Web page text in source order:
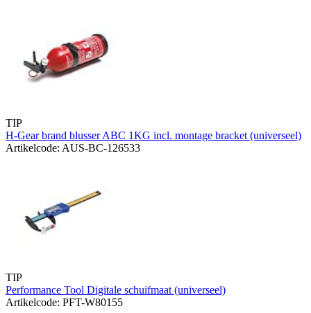
TIP
H-Gear brand blusser ABC 1KG incl. montage bracket (universeel)
Artikelcode: AUS-BC-126533
TIP
Performance Tool Digitale schuifmaat (universeel)
Artikelcode: PFT-W80155